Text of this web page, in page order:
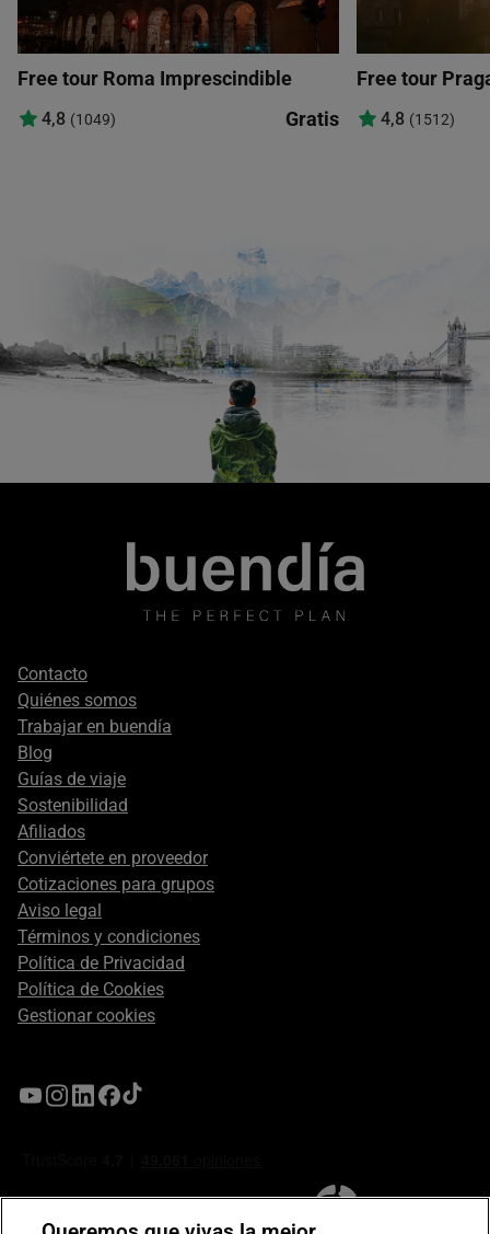
Free tour Roma Imprescindible
4,8 (1049) Gratis
Free tour
4,8 (1512)
Footer
secondary
Contacto
Quiénes somos
Trabajar en buendía
Blog
Guías de viaje
Sostenibilidad
Afiliados
Conviértete en proveedor
Cotizaciones para grupos
Aviso legal
Términos y condiciones
Política de Privacidad
Política de Cookies
Gestionar cookies